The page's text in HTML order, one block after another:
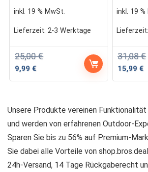
25,00€
Ursprünglicher
9,99 €Aktueller
inkl. 19 % MwSt.
Lieferzeit:2-3 Werktage
31,08€
15,99 €
inkl. 19 %
Unsere Produkte vereinen
und werden von erfahrenen Outdoor-
Sparen Sie bis zu 56% auf Premium-
Sie dabei alle Vorteile von
24h-Versand, 14 Tage Rückgaberecht